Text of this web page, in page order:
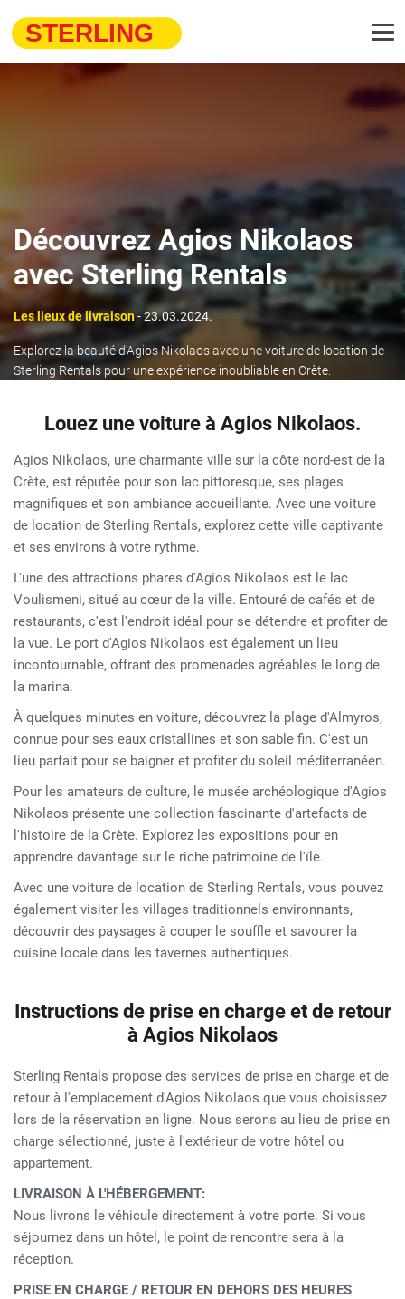
Découvrez Agios Nikolaos
avec Sterling Rentals
Les lieux de livraison- 23.03.2024.
Explorez la beauté d'Agios Nikolaos avec une voiture de location de
Sterling Rentals pour une expérience inoubliable en Crète.
Louez une voiture à Agios Nikolaos.
Agios Nikolaos, une charmante ville sur la côte nord-est de la
Crète, est réputée pour son lac pittoresque, ses plages
magnifiques et son ambiance accueillante. Avec une voiture
de location de Sterling Rentals, explorez cette ville captivante
et ses environs à votre rythme.
L'une des attractions phares d'Agios Nikolaos est le lac
Voulismeni, situé au cœur de la ville. Entouré de cafés et de
restaurants, c'est l'endroit idéal pour se détendre et profiter de
la vue. Le port d'Agios Nikolaos est également un lieu
incontournable, offrant des promenades agréables le long de
la marina.
À quelques minutes en voiture, découvrez la plage d'Almyros,
connue pour ses eaux cristallines et son sable fin. C'est un
lieu parfait pour se baigner et profiter du soleil méditerranéen.
Pour les amateurs de culture, le musée archéologique d'Agios
Nikolaos présente une collection fascinante d'artefacts de
l'histoire de la Crète. Explorez les expositions pour en
apprendre davantage sur le riche patrimoine de l'île.
Avec une voiture de location de Sterling Rentals, vous pouvez
également visiter les villages traditionnels environnants,
découvrir des paysages à couper le souffle et savourer la
cuisine locale dans les tavernes authentiques.
Instructions de prise en charge et de retour
à Agios Nikolaos
Sterling Rentals propose des services de prise en charge et de
retour à l'emplacement d'Agios Nikolaos que vous choisissez
lors de la réservation en ligne. Nous serons au lieu de prise en
charge sélectionné, juste à l'extérieur de votre hôtel ou
appartement.
LIVRAISON À L'HÉBERGEMENT:
Nous livrons le véhicule directement à votre porte. Si vous
séjournez dans un hôtel, le point de rencontre sera à la
réception.
PRISE EN CHARGE / RETOUR EN DEHORS DES HEURES